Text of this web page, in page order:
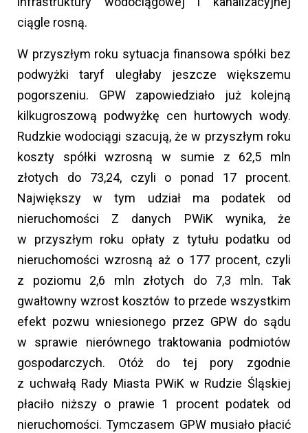
ciągle rosną.
W przyszłym roku sytuacja finansowa spółki bez
podwyżki taryf uległaby jeszcze większemu
pogorszeniu. GPW zapowiedziało już kolejną
kilkugroszową podwyżkę cen hurtowych wody.
Rudzkie wodociągi szacują, że w przyszłym roku
koszty spółki wzrosną w sumie z 62,5 mln
złotych do 73,24, czyli o ponad 17 procent.
Największy w tym udział ma podatek od
nieruchomości Z danych PWiK wynika, że
w przyszłym roku opłaty z tytułu podatku od
nieruchomości wzrosną aż o 177 procent, czyli
z poziomu 2,6 mln złotych do 7,3 mln. Tak
gwałtowny wzrost kosztów to przede wszystkim
efekt pozwu wniesionego przez GPW do sądu
w sprawie nierównego traktowania podmiotów
gospodarczych. Otóż do tej pory zgodnie
z uchwałą Rady Miasta PWiK w Rudzie Śląskiej
płaciło niższy o prawie 1 procent podatek od
nieruchomości. Tymczasem GPW musiało płacić